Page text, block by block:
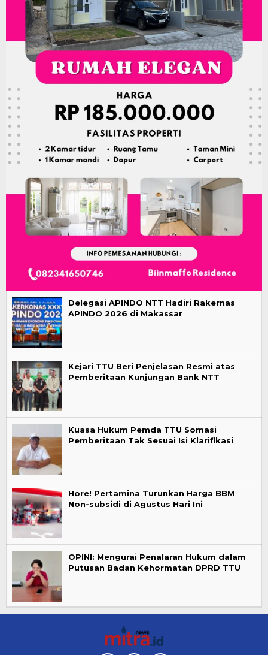
Delegasi APINDO NTT Hadiri Rakernas
APINDO 2026 di Makassar
Kejari TTU Beri Penjelasan Resmi atas
Pemberitaan Kunjungan Bank NTT
Kuasa Hukum Pemda TTU Somasi
Pemberitaan Tak Sesuai Isi Klarifikasi
Hore! Pertamina Turunkan Harga BBM
Non-subsidi di Agustus Hari Ini
OPINI: Mengurai Penalaran Hukum dalam
Putusan Badan Kehormatan DPRD TTU